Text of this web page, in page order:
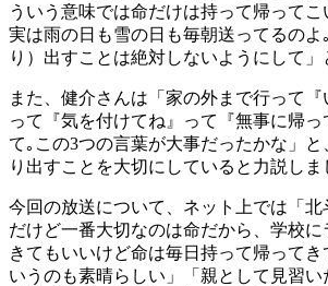
ういう意味では命だけは持って帰ってこ
実は雨の日も雪の日も毎朝送ってるのよ
り）出すことは絶対しないようにして」
また、健介さんは「家の外まで行って『
って『気を付けてね』って『無事に帰っ
て｡この3つの言葉が大事だったかな」
り出すことを大切にしていると力説しま
今回の放送について、ネット上では「
だけど一番大切なのは命だから、学校に
きてもいいけど命は毎日持って帰って
いうのも素晴らしい」「親として見習